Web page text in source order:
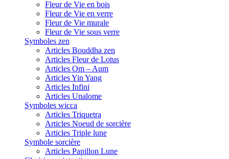
Fleur de Vie en bois
Fleur de Vie en verre
Fleur de Vie murale
Fleur de Vie sous verre
Symboles zen
Articles Bouddha zen
Articles Fleur de Lotus
Articles Om – Aum
Articles Yin Yang
Articles Infini
Articles Unalome
Symboles wicca
Articles Triquetra
Articles Noeud de sorcière
Articles Triple lune
Symbole sorcière
Articles Papillon Lune